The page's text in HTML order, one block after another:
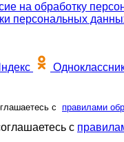
на обработку
персональных
с правилами
с